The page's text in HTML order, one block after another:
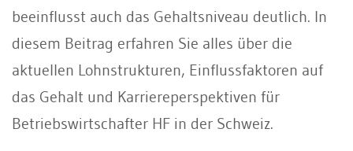
beeinflusst auch das Gehaltsniveau deutlich. In
diesem Beitrag erfahren Sie alles über die
aktuellen Lohnstrukturen, Einflussfaktoren auf
das Gehalt und Karriereperspektiven für
Betriebswirtschafter HF in der Schweiz.